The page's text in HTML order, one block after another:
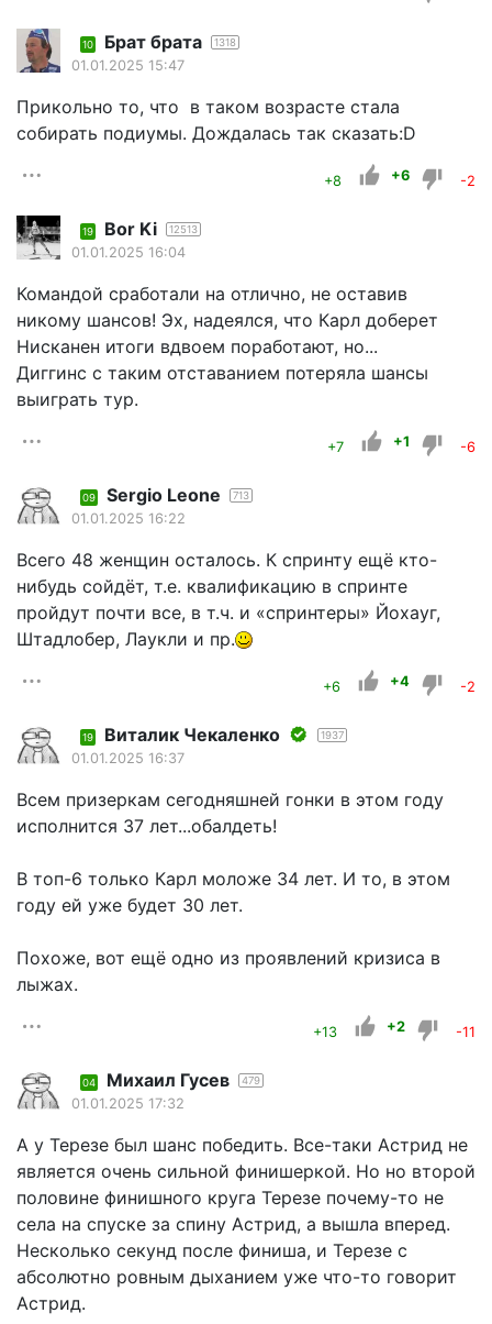
10 Брат брата 1318
01.01.2025 15:47
Прикольно то, что в таком возрасте стала
собирать подиумы. Дождалась так сказать:D
+8 +6 -2
19 Bor Ki 12513
01.01.2025 16:04
Командой сработали на отлично, не оставив
никому шансов! Эх, надеялся, что Карл доберет
Нисканен итоги вдвоем поработают, но...
Диггинс с таким отставанием потеряла шансы
выиграть тур.
+7 +1 -6
09 Sergio Leone 713
01.01.2025 16:22
Всего 48 женщин осталось. К спринту ещё кто-
нибудь сойдёт, т.е. квалификацию в спринте
пройдут почти все, в т.ч. и «спринтеры» Йохауг,
Штадлобер, Лаукли и пр.
+6 +4 -2
19 Виталик Чекаленко 1937
01.01.2025 16:37
Всем призеркам сегодняшней гонки в этом году
исполнится 37 лет...обалдеть!
В топ-6 только Карл моложе 34 лет. И то, в этом
году ей уже будет 30 лет.
Похоже, вот ещё одно из проявлений кризиса в
лыжах.
+13 +2 -11
04 Михаил Гусев 479
01.01.2025 17:32
А у Терезе был шанс победить. Все-таки Астрид не
является очень сильной финишеркой. Но но второй
половине финишного круга Терезе почему-то не
села на спуске за спину Астрид, а вышла вперед.
Несколько секунд после финиша, и Терезе с
абсолютно ровным дыханием уже что-то говорит
Астрид.